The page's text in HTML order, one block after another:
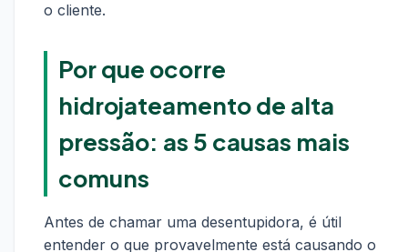
o cliente.
Por que ocorre
hidrojateamento de alta
pressão: as 5 causas mais
comuns
Antes de chamar uma desentupidora, é útil
entender o que provavelmente está causando o